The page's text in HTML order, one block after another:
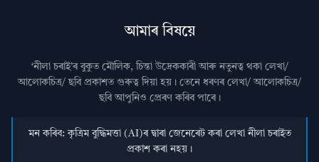
আমাৰ বিষয়ে
‘নীলা চৰাই’ৰ বুকুত মৌলিক, চিন্তা উদ্রেককাৰী আৰু নতুনত্ব থকা লেখা/
আলোকচিত্ৰ/ ছবি প্রকাশত গুৰুত্ব দিয়া হয়। তেনে ধৰণৰ লেখা/ আলোকচিত্ৰ/
ছবি আপুনিও প্রেৰণ কৰিব পাৰে।
মন কৰিব: কৃত্ৰিম বুদ্ধিমত্তা (AI)ৰ দ্বাৰা জেনেৰেট কৰা লেখা নীলা চৰাইত
প্ৰকাশ কৰা নহয়।